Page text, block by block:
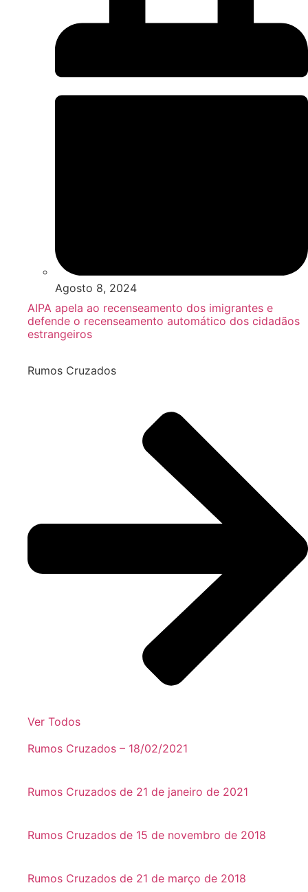
Agosto 8, 2024
AIPA apela ao recenseamento dos imigrantes e
defende o recenseamento automático dos cidadãos
estrangeiros
Rumos Cruzados
Ver Todos
Rumos Cruzados – 18/02/2021
Rumos Cruzados de 21 de janeiro de 2021
Rumos Cruzados de 15 de novembro de 2018
Rumos Cruzados de 21 de março de 2018